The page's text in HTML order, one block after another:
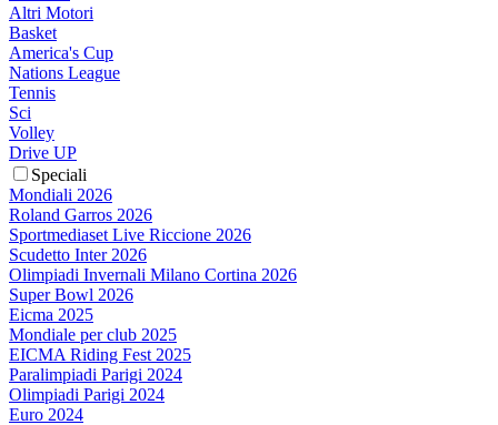
Altri Motori
Basket
America's Cup
Nations League
Tennis
Sci
Volley
Drive UP
Speciali
Mondiali 2026
Roland Garros 2026
Sportmediaset Live Riccione 2026
Scudetto Inter 2026
Olimpiadi Invernali Milano Cortina 2026
Super Bowl 2026
Eicma 2025
Mondiale per club 2025
EICMA Riding Fest 2025
Paralimpiadi Parigi 2024
Olimpiadi Parigi 2024
Euro 2024